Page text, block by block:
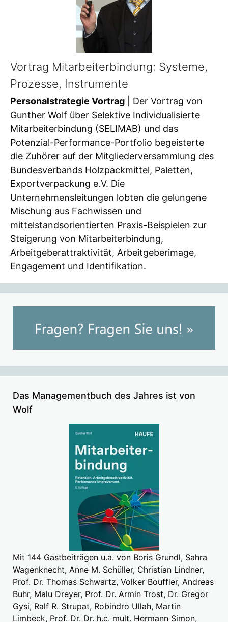
Vortrag Mitarbeiterbindung: Systeme,
Prozesse, Instrumente
Personalstrategie Vortrag | Der Vortrag von
Gunther Wolf über Selektive Individualisierte
Mitarbeiterbindung (SELIMAB) und das
Potenzial-Performance-Portfolio begeisterte
die Zuhörer auf der Mitgliederversammlung des
Bundesverbands Holzpackmittel, Paletten,
Exportverpackung e.V. Die
Unternehmensleitungen lobten die gelungene
Mischung aus Fachwissen und
mittelstandsorientierten Praxis-Beispielen zur
Steigerung von Mitarbeiterbindung,
Arbeitgeberattraktivität, Arbeitgeberimage,
Engagement und Identifikation.
Das Managementbuch des Jahres ist von
Wolf
Mit 144 Gastbeiträgen u.a. von Boris Grundl, Sahra
Wagenknecht, Anne M. Schüller, Christian Lindner,
Prof. Dr. Thomas Schwartz, Volker Bouffier, Andreas
Buhr, Malu Dreyer, Prof. Dr. Armin Trost, Dr. Gregor
Gysi, Ralf R. Strupat, Robindro Ullah, Martin
Limbeck, Prof. Dr. Dr. h.c. mult. Hermann Simon,